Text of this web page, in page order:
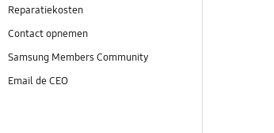
Reparatiekosten
Contact opnemen
Samsung Members Community
Email de CEO